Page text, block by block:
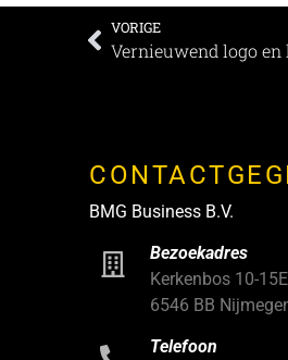
VORIGE
Vernieuwend logo
BMG Business B.V.
Bezoekadres
Kerkenbos 10-15E
6546 BB
Telefoon